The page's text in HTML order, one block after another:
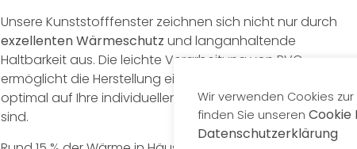
Unsere Kunststofffenster zeichnen sich nicht nur durch
exzellenten Wärmeschutz und langanhaltende
Haltbarkeit aus. Die leichte Verarbeitung von PVC
ermöglicht die Herstellung einer Vielzahl von Profilen, die
optimal auf Ihre individuellen Bedürfnisse zugeschnitten
sind.
Wir verwenden Cookies
finden Sie unseren Cookie
Datenschutzerklärung